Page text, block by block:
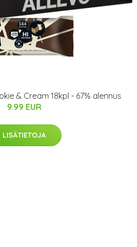
& Cream 18kpl - 67% alennus
9.99 EUR
LISÄTIETOJA